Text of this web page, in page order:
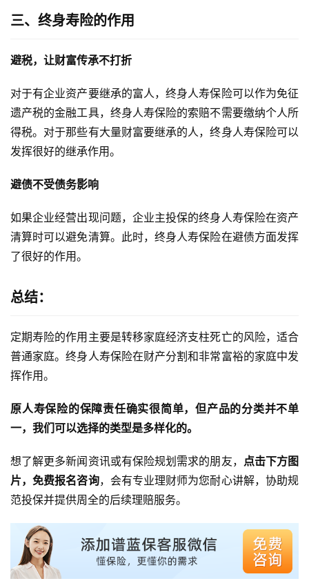
三、终身寿险的作用
避税，让财富传承不打折
对于有企业资产要继承的富人，终身人寿保险可以作为免征
遗产税的金融工具，终身人寿保险的索赔不需要缴纳个人所
得税。对于那些有大量财富要继承的人，终身人寿保险可以
发挥很好的继承作用。
避债不受债务影响
如果企业经营出现问题，企业主投保的终身人寿保险在资产
清算时可以避免清算。此时，终身人寿保险在避债方面发挥
了很好的作用。
总结：
定期寿险的作用主要是转移家庭经济支柱死亡的风险，适合
普通家庭。终身人寿保险在财产分割和非常富裕的家庭中发
挥作用。
原人寿保险的保障责任确实很简单，但产品的分类并不单
一，我们可以选择的类型是多样化的。
想了解更多新闻资讯或有保险规划需求的朋友， 点击下方图
片，免费报名咨询，会有专业理财师为您耐心讲解，协助规
范投保并提供周全的后续理赔服务。